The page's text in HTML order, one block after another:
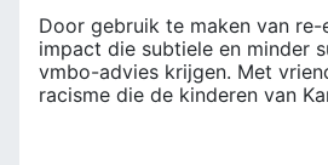
Door gebruik te maken van re-
impact die subtiele en minder
vmbo-advies krijgen. Met
racisme die de kinderen van